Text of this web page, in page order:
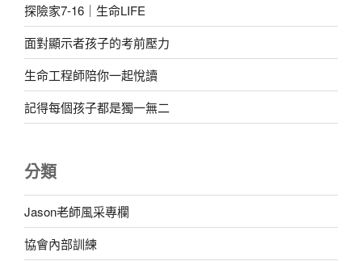
探險家7-16｜生命LIFE
面對顯示者孩子的考前壓力
生命工程師陪你一起悅讀
記得每個孩子都是獨一無二
分類
Jason老師風采專欄
協會內部訓練